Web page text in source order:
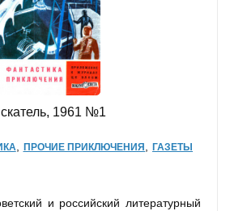
1961 №1
ПРОЧИЕ ПРИКЛЮЧЕНИЯ
ГАЗЕТЫ
и российский литературный